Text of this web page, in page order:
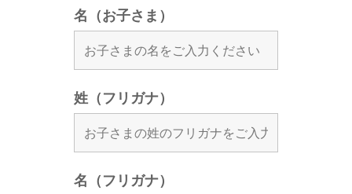
名（お子さま）
姓（フリガナ）
名（フリガナ）